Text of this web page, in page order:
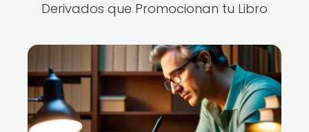
Derivados que Promocionan tu Libro